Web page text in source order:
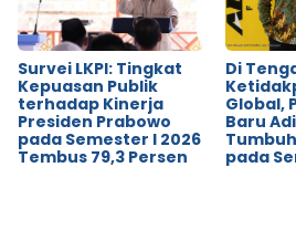
Survei LKPI: Tingkat
Kepuasan Publik
terhadap Kinerja
Presiden Prabowo
pada Semester I 2026
Tembus 79,3 Persen
Di
Global,
Baru
pada